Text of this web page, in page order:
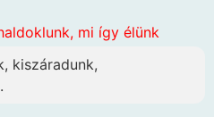
mi így élünk
kiszáradunk,